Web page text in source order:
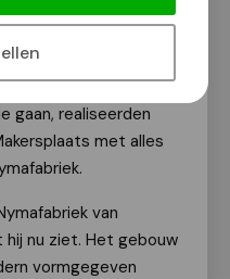
die elkaar al vanaf
in dezelfde straat
gaan, realiseerden
met alles
van
nu ziet. Het gebouw
vormgegeven